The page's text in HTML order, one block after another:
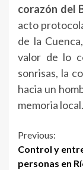
corazón del
acto
de la
valor de lo
sonrisas, la
hacia un
memoria local.
Continue
Reading
Previous:
Control y
personas en